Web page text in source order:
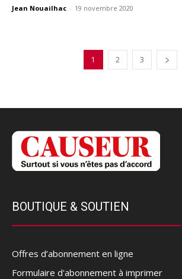
Jean Nouailhac - 19 novembre 2020
1 2 3
BOUTIQUE & SOUTIEN
Offres d’abonnement en ligne
Formulaire d'abonnement à imprimer